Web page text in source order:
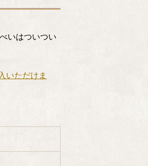
いはついつい
いただけま